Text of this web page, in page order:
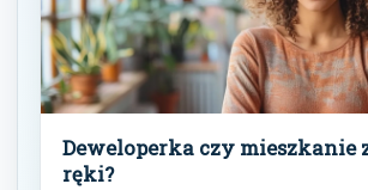
Deweloperka czy mieszkanie
ręki?